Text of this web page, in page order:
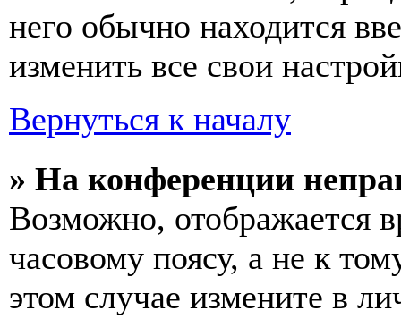
него обычно находится
изменить все свои
Вернуться к началу
» На конференции
Возможно, отображается
часовому поясу, а не к
этом случае измените в